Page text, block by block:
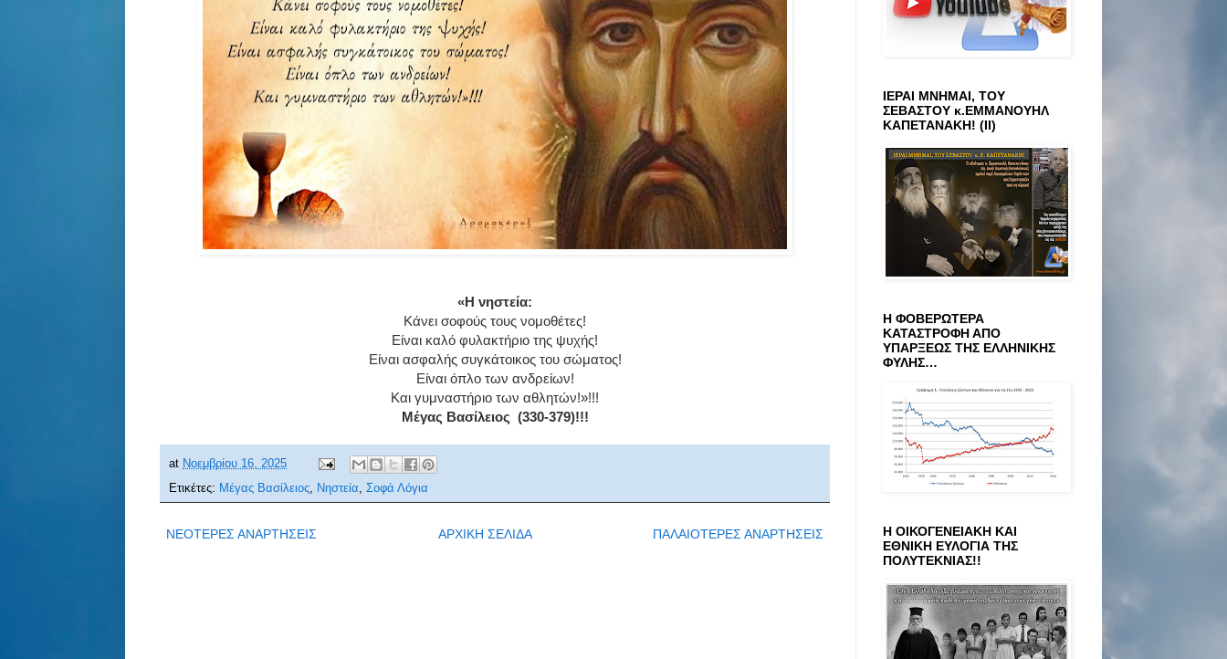
«Η νηστεία:
Κάνει σοφούς τους νομοθέτες!
Είναι καλό φυλακτήριο της ψυχής!
Είναι ασφαλής συγκάτοικος του σώματος!
Είναι όπλο των ανδρείων!
Και γυμναστήριο των αθλητών!»!!!
Μέγας Βασίλειος (330-379)!!!
at Νοεμβρίου 16, 2025
Ετικέτες: Μέγας Βασίλειος Νηστεία Σοφά Λόγια
ΝΕΟΤΕΡΕΣ ΑΝΑΡΤΗΣΕΙΣ ΠΑΛΑΙΟΤΕΡΕΣ ΑΝΑΡΤΗΣΕΙΣ
ΑΡΧΙΚΗ ΣΕΛΙΔΑ
ΙΕΡΑΙ ΜΝΗΜΑΙ, ΤΟΥ
ΣΕΒΑΣΤΟΥ κ.ΕΜΜΑΝΟΥΗΛ
ΚΑΠΕΤΑΝΑΚΗ! (ΙΙ)
Η ΦΟΒΕΡΩΤΕΡΑ
ΚΑΤΑΣΤΡΟΦΗ ΑΠΟ
ΥΠΑΡΞΕΩΣ ΤΗΣ ΕΛΛΗΝΙΚΗΣ
ΦΥΛΗΣ…
Η ΟΙΚΟΓΕΝΕΙΑΚΗ ΚΑΙ
ΕΘΝΙΚΗ ΕΥΛΟΓΙΑ ΤΗΣ
ΠΟΛΥΤΕΚΝΙΑΣ!!